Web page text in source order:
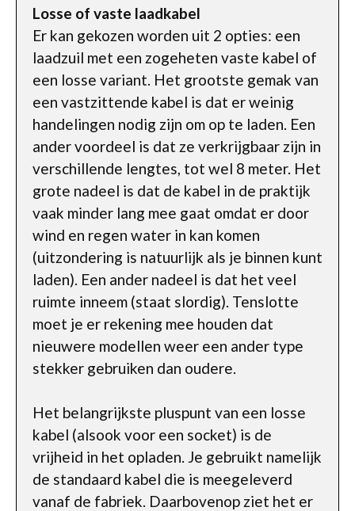
Losse of vaste laadkabel
Er kan gekozen worden uit 2 opties: een
laadzuil met een zogeheten vaste kabel of
een losse variant. Het grootste gemak van
een vastzittende kabel is dat er weinig
handelingen nodig zijn om op te laden. Een
ander voordeel is dat ze verkrijgbaar zijn in
verschillende lengtes, tot wel 8 meter. Het
grote nadeel is dat de kabel in de praktijk
vaak minder lang mee gaat omdat er door
wind en regen water in kan komen
(uitzondering is natuurlijk als je binnen kunt
laden). Een ander nadeel is dat het veel
ruimte inneem (staat slordig). Tenslotte
moet je er rekening mee houden dat
nieuwere modellen weer een ander type
stekker gebruiken dan oudere.
Het belangrijkste pluspunt van een losse
kabel (alsook voor een socket) is de
vrijheid in het opladen. Je gebruikt namelijk
de standaard kabel die is meegeleverd
vanaf de fabriek. Daarbovenop ziet het er